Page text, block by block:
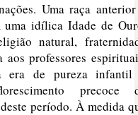
Uma raça
uma idílica Idade de
natural,
aos professores
era de pureza
precoce
período. À medida